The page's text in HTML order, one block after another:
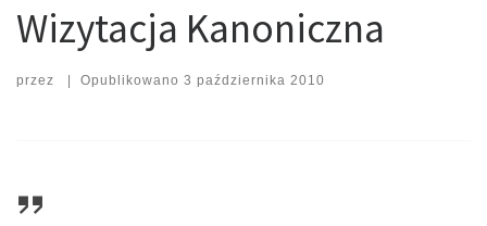
Wizytacja Kanoniczna
przez Opublikowano 3 października 2010